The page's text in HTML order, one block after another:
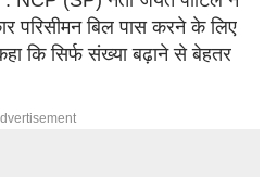
परिसीमन बिल पास करने के लिए
कि सिर्फ संख्या बढ़ाने से बेहतर